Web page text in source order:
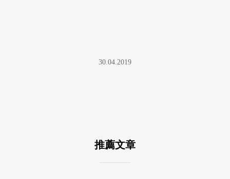
30.04.2019
推薦文章